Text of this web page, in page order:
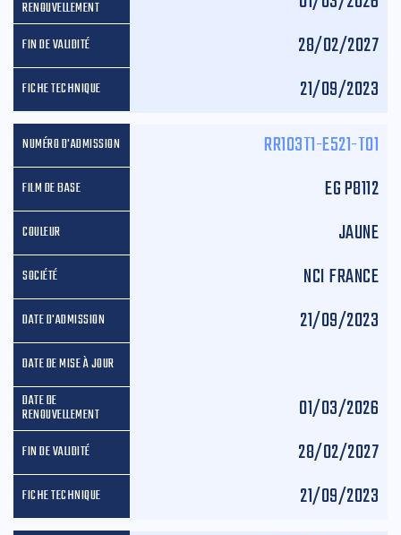
28/02/2027
21/09/2023
RR103T1-E521-T01
EG P8112
JAUNE
NCI FRANCE
21/09/2023
01/03/2026
28/02/2027
21/09/2023